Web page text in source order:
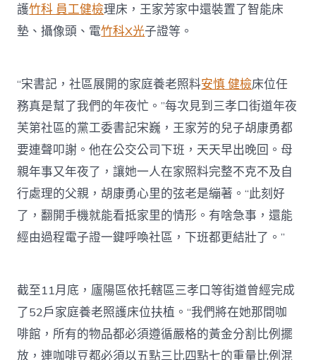
護竹科 員工健檢理床，王家芳家中還裝置了智能床
墊、攝像頭、電竹科X光子證等。
“宋書記，社區展開的家庭養老照料安慎 健檢床位任
務真是幫了我們的年夜忙。”每次見到三孝口街道年夜
芙第社區的黨工委書記宋巍，王家芳的兒子胡康勇都
要連聲叩謝。他在公交公司下班，天天早出晚回。母
親年事又年夜了，讓她一人在家照料完整不克不及自
行處理的父親，胡康勇心里的弦老是繃著。“此刻好
了，翻開手機就能看抵家里的情形。有啥急事，還能
經由過程電子證一鍵呼喚社區，下班都更結壯了。”
截至11月底，廬陽區依托轄區三孝口等街道曾經完成
了52戶家庭養老照護床位扶植。“我們將在她那間咖
啡館，所有的物品都必須遵循嚴格的黃金分割比例擺
放，連咖啡豆都必須以五點三比四點七的重量比例混